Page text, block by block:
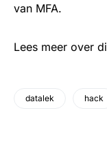
van MFA.
Lees meer over
datalek hack